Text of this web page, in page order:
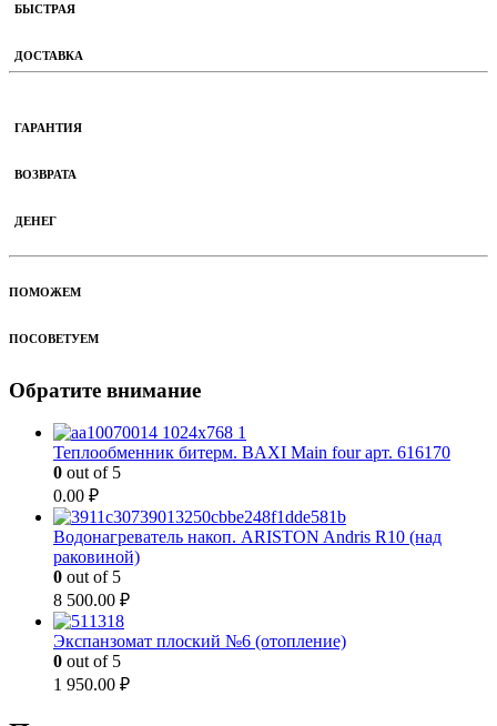
БЫСТРАЯ
ДОСТАВКА
ГАРАНТИЯ
ВОЗВРАТА
ДЕНЕГ
ПОМОЖЕМ
ПОСОВЕТУЕМ
Обратите внимание
Теплообменник битерм. BAXI Main four арт. 616170
0 out of 5
0.00 ₽
Водонагреватель накоп. ARISTON Andris R10 (над
раковиной)
0 out of 5
8 500.00 ₽
Экспанзомат плоский №6 (отопление)
0 out of 5
1 950.00 ₽